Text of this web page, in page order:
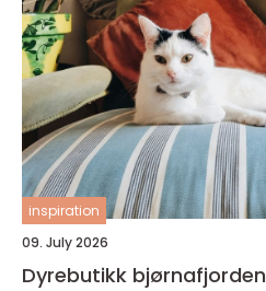
inspiration
09. July 2026
Dyrebutikk bjørnafjorden et trygt valg for